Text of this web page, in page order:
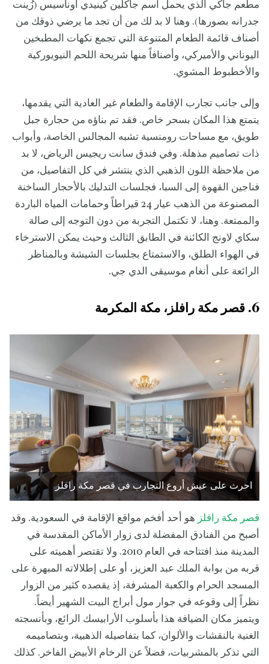
مطعم جاكي الذي يحمل اسم جاكلين كينيدي أوناسيس (زُينت
جدرانه بصورها). وهنا لا بد لك من أن تجد ما يرضي ذوقك من
أصناف قائمة الطعام المتنوعة التي تجمع نكهات المطبخين
اليوناني والأميركي، وأصنافاً منها شريحة اللحم النيويوركية
والأخطبوط المشوي.
وإلى جانب تجارب الإقامة والطعام غير العادية التي يقدمها،
يتمتع هذا المكان بسحر خاص. فقد تم بناؤه من حجارة جبل
طويق، مع مساحات رومنسية تشبه المجالس الخاصة، وأبواب
ذات تصاميم مذهلة. وفي فندق سانت ريجيس الرياض، لا بد
من ملاحظة اللون الذهبي الذي ينتشر في كل التفاصيل، من
فناجين القهوة إلى السبا، فجلسات التدليك بالأحجار الساخنة
المصنوعة من الذهب عيار 24 قيراطاً وحمامات المياه الباردة
والممتعة. وهنا، لا تكتمل التجربة من دون التوجه إلى صالة
سكاي لاونج الكائنة في الطابق الثالث وحيث يمكن الاسترخاء
في الهواء الطلق، والاستمتاع بجلسات الشيشة وبالمناظر
الرائعة على أنغام موسيقى الدي جي.
6. قصر مكة رافلز، مكة المكرمة
احرث على عيش أروع التجارب في قصر مكة رافلز
قصر مكة رافلز هو أحد أفخم مواقع الإقامة في السعودية. وقد
أصبح من الفنادق المفضلة لدى زوار الأماكن المقدسة في
المدينة منذ افتتاحه في العام 2010. ولا تقتصر أهميته على
قربه من بوابة الملك عبد العزيز، أو على إطلالاته المبهرة على
المسجد الحرام والكعبة المشرفة، إذ يقصده كثير من الزوار
نظراً إلى وقوعه في جوار مول أبراج البيت الشهير أيضاً.
ويتميز مكان الضيافة هذا بأسلوب الأرابيسك الرائع، وبأنسجته
الغنية بالنقشات والألوان، كما بتفاصيله الذهبية، وبتصاميمه
التي تذكر بالمشربيات، فضلاً عن الرخام الأبيض الفاخر. كذلك